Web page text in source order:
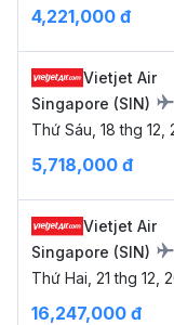
4,221,000 đ
Vietjet Air
Singapore (SIN)
Thứ Sáu, 18 thg 12,
5,718,000 đ
Vietjet Air
Singapore (SIN)
Thứ Hai, 21 thg 12,
16,247,000 đ